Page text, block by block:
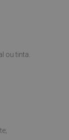
ou tinta.